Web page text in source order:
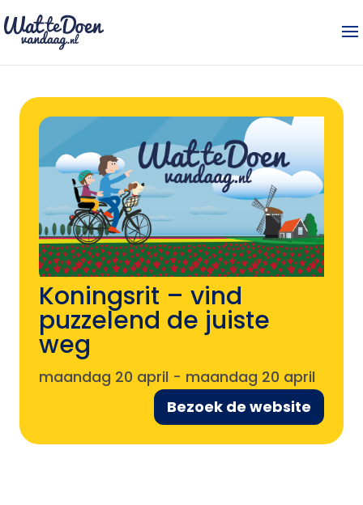
Koningsrit – vind
puzzelend de juiste
weg
maandag 20 april - maandag 20 april
Bezoek de website